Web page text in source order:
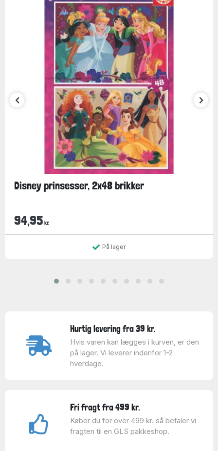
Disney prinsesser, 2x48 brikker
94,95 kr.
På lager
Hurtig levering fra 39 kr.
Hvis varen kan lægges i kurven, er den
på lager. Vi leverer indenfor 1-2
hverdage.
Fri fragt fra 499 kr.
Køber du for over 499 kr. så betaler vi
fragten til en GLS pakkeshop.